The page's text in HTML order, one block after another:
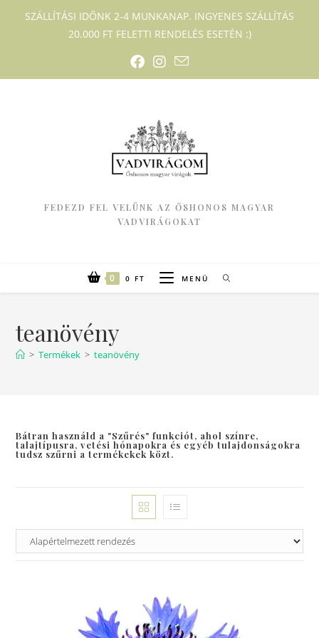
SZÁLLÍTÁSI IDŐNK 2-4 MUNKANAP. INGYENES SZÁLLÍTÁS
20.000 FT FELETTI RENDELÉS ESETÉN :)
FEDEZD FEL VELÜNK AZ ŐSHONOS MAGYAR
VADVIRÁGOKAT
0 0 FT MENÜ
teanövény
> Termékek > teanövény
Bátran használd a "Szűrés" funkciót, ahol színre,
talajtípusra, vetési hónapokra és egyéb tulajdonságokra
tudsz szűrni a termékekek közt.